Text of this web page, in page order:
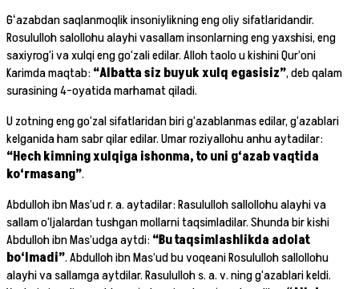
Gʻazabdan saqlanmoqlik insoniylikning eng oliy sifatlaridandir.
Rosululloh salollohu alayhi vasallam insonlarning eng yaxshisi, eng
saxiyrog‘i va xulqi eng go‘zali edilar. Alloh taolo u kishini Qur’oni
Karimda maqtab: “Albatta siz buyuk xulq egasisiz”, deb qalam
surasining 4-oyatida marhamat qiladi.
U zotning eng go‘zal sifatlaridan biri g‘azablanmas edilar, g‘azablari
kelganida ham sabr qilar edilar. Umar roziyallohu anhu aytadilar:
“Hech kimning xulqiga ishonma, to uni g‘azab vaqtida
ko‘rmasang”.
Abdulloh ibn Mas’ud r. a. aytadilar: Rasululloh sallollohu alayhi va
sallam o‘ljalardan tushgan mollarni taqsimladilar. Shunda bir kishi
Abdulloh ibn Mas’udga aytdi: “Bu taqsimlashlikda adolat
bo‘lmadi”. Abdulloh ibn Mas’ud bu voqeani Rosululloh sallollohu
alayhi va sallamga aytdilar. Rasululloh s. a. v. ning g‘azablari keldi.